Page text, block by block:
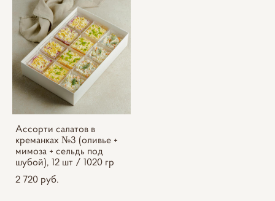
Ассорти салатов в
креманках №3 (оливье +
мимоза + сельдь под
шубой), 12 шт / 1020 гр
2 720 pуб.